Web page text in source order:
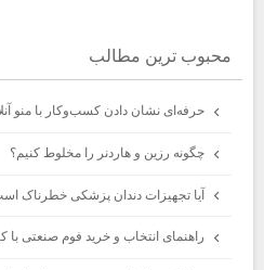
محبوب ترين مطالب
حرفه‌ای نشان دادن کسب‌وکار با منو
چگونه رزین و هاردنر را مخلوط کنیم؟
آیا تجهیزات دندان پزشکی خطرناک
راهنمای انتخاب و خرید فوم صنعتی با